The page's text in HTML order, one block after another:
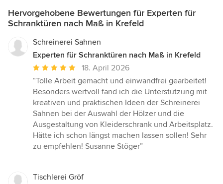
Hervorgehobene Bewertungen für Experten für
Schranktüren nach Maß in Krefeld
Schreinerei Sahnen
Experten für Schranktüren nach Maß in Krefeld
Durchschnittliche
Bewertung:
5
von
5
Sternen
18. April 2026
“Tolle Arbeit gemacht und einwandfrei gearbeitet!
Besonders wertvoll fand ich die Unterstützung mit
kreativen und praktischen Ideen der Schreinerei
Sahnen bei der Auswahl der Hölzer und die
Ausgestaltung von Kleiderschrank und Arbeitsplatz.
Hätte ich schon längst machen lassen sollen! Sehr
zu empfehlen! Susanne Stöger”
Tischlerei Gröf